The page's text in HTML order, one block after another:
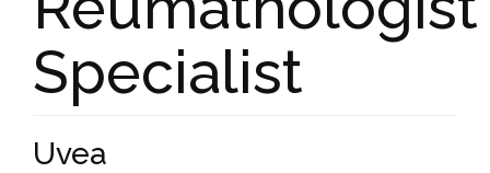
Specialist
Uvea